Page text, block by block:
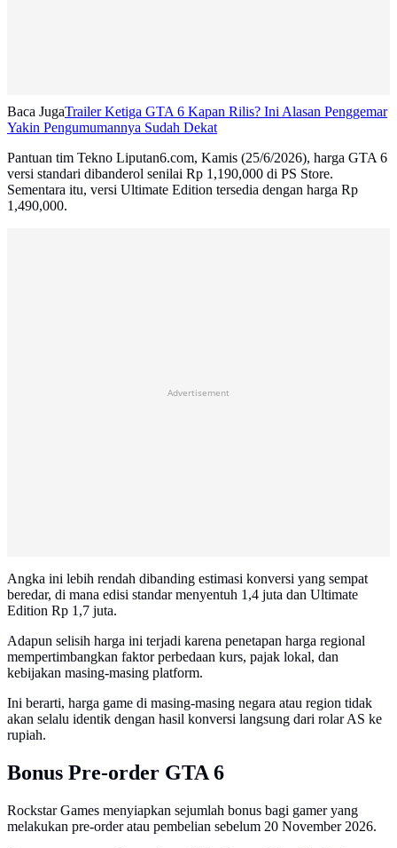
Baca JugaTrailer Ketiga GTA 6 Kapan Rilis? Ini Alasan Penggemar
Yakin Pengumumannya Sudah Dekat
Pantuan tim Tekno Liputan6.com, Kamis (25/6/2026), harga GTA 6
versi standari dibanderol senilai Rp 1,190,000 di PS Store.
Sementara itu, versi Ultimate Edition tersedia dengan harga Rp
1,490,000.
Advertisement
Angka ini lebih rendah dibanding estimasi konversi yang sempat
beredar, di mana edisi standar menyentuh 1,4 juta dan Ultimate
Edition Rp 1,7 juta.
Adapun selisih harga ini terjadi karena penetapan harga regional
mempertimbangkan faktor perbedaan kurs, pajak lokal, dan
kebijakan masing-masing platform.
Ini berarti, harga game di masing-masing negara atau region tidak
akan selalu identik dengan hasil konversi langsung dari rolar AS ke
rupiah.
Bonus Pre-order GTA 6
Rockstar Games menyiapkan sejumlah bonus bagi gamer yang
melakukan pre-order atau pembelian sebelum 20 November 2026.